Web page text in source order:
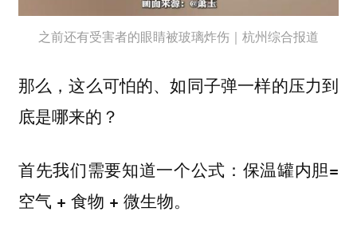
之前还有受害者的眼睛被玻璃炸伤｜杭州综合报道
那么，这么可怕的、如同子弹一样的压力到
底是哪来的？
首先我们需要知道一个公式：保温罐内胆=
空气 + 食物 + 微生物。